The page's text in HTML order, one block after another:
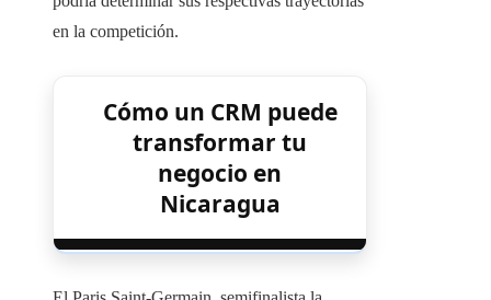
en la competición.
Cómo un CRM puede
transformar tu
negocio en
Nicaragua